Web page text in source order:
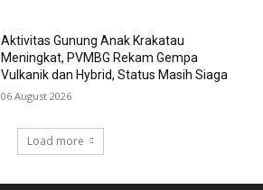
Aktivitas Gunung Anak Krakatau
Meningkat, PVMBG Rekam Gempa
Vulkanik dan Hybrid, Status Masih Siaga
06 August 2026
Load more